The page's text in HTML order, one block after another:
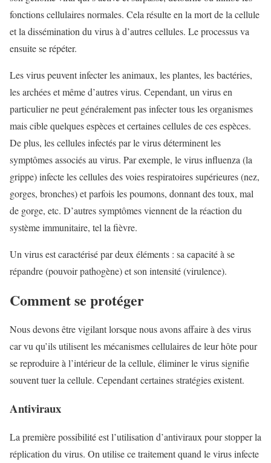
fonctions cellulaires normales. Cela résulte en la mort de la cellule
et la dissémination du virus à d’autres cellules. Le processus va
ensuite se répéter.
Les virus peuvent infecter les animaux, les plantes, les bactéries,
les archées et même d’autres virus. Cependant, un virus en
particulier ne peut généralement pas infecter tous les organismes
mais cible quelques espèces et certaines cellules de ces espèces.
De plus, les cellules infectés par le virus déterminent les
symptômes associés au virus. Par exemple, le virus influenza (la
grippe) infecte les cellules des voies respiratoires supérieures (nez,
gorges, bronches) et parfois les poumons, donnant des toux, mal
de gorge, etc. D’autres symptômes viennent de la réaction du
système immunitaire, tel la fièvre.
Un virus est caractérisé par deux éléments : sa capacité à se
répandre (pouvoir pathogène) et son intensité (virulence).
Comment se protéger
Nous devons être vigilant lorsque nous avons affaire à des virus
car vu qu’ils utilisent les mécanismes cellulaires de leur hôte pour
se reproduire à l’intérieur de la cellule, éliminer le virus signifie
souvent tuer la cellule. Cependant certaines stratégies existent.
Antiviraux
La première possibilité est l’utilisation d’antiviraux pour stopper la
réplication du virus. On utilise ce traitement quand le virus infecte